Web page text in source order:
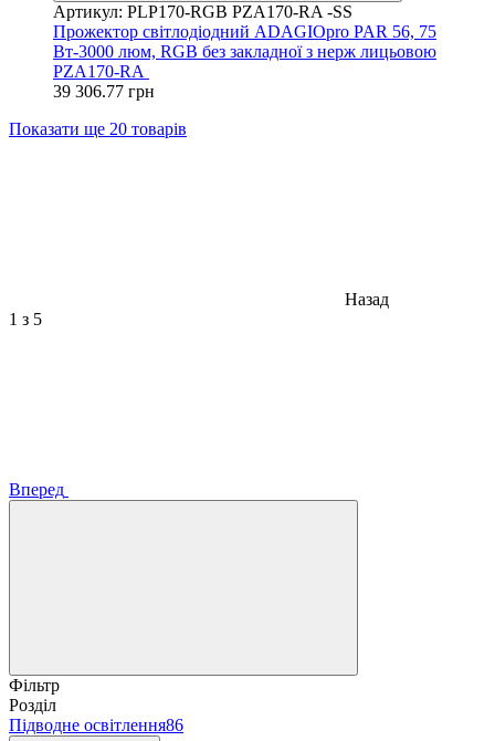
Артикул: PLP170-RGB PZA170-RA -SS
Прожектор світлодіодний ADAGIOpro PAR 56, 75
Вт-3000 люм, RGB без закладної з нерж лицьовою
PZA170-RA
39 306.77 грн
Показати ще 20 товарів
Назад
1 з 5
Вперед
Фільтр
Розділ
Підводне освітлення86